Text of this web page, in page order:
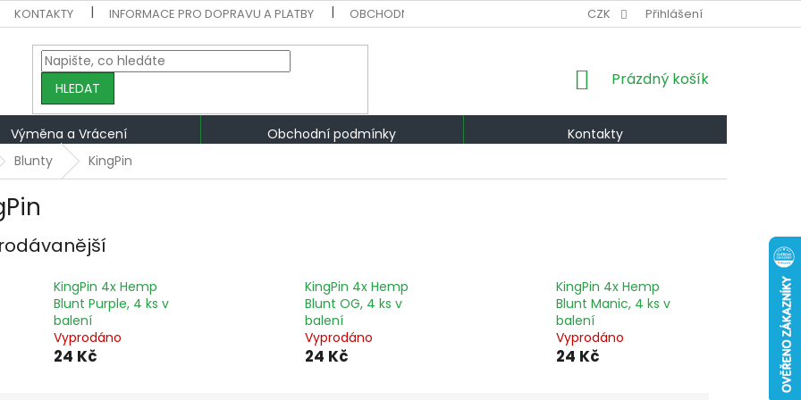
KONTAKTY INFORMACE PRO DOPRAVU A PLATBY OBCHODNÍ PODMÍNKY VÝMĚNA A VRÁCENÍ PODMÍNKY OCHRANY
CZK Přihlášení
HLEDAT
NÁKUPNÍ
Prázdný košík
Výměna a Vrácení Obchodní podmínky
Kontakty
Blunty KingPin
KingPin 4x Hemp
Blunt Purple, 4 ks v
balení
Vyprodáno
24 Kč
KingPin 4x Hemp
Blunt OG, 4 ks v
balení
Vyprodáno
24 Kč
KingPin 4x Hemp
Blunt Manic, 4 ks v
balení
Vyprodáno
24 Kč